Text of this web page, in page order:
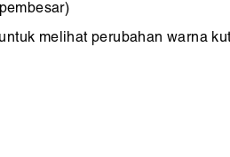
melihat perubahan warna